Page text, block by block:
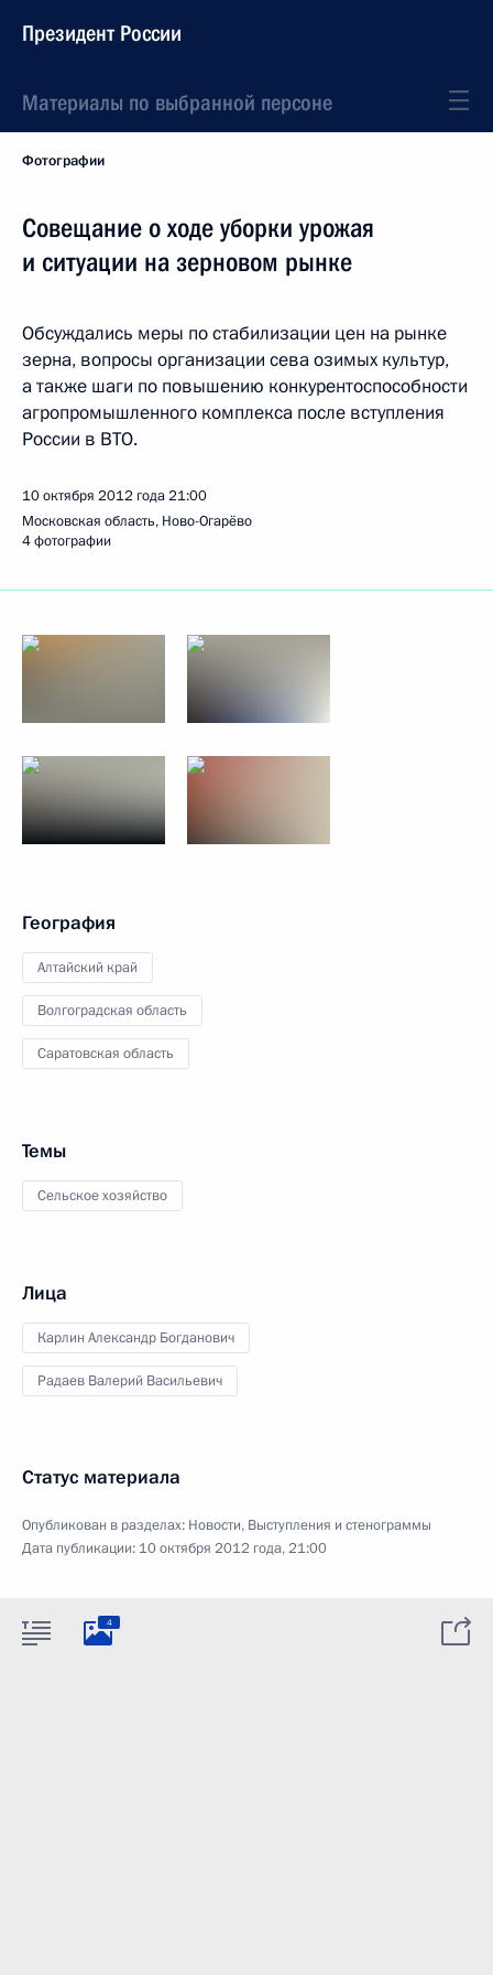
Президент России
Материалы по выбранной персоне
Фотографии
Совещание о ходе уборки урожая
и ситуации на зерновом рынке
Обсуждались меры по стабилизации цен на рынке
зерна, вопросы организации сева озимых культур,
а также шаги по повышению конкурентоспособности
агропромышленного комплекса после вступления
России в ВТО.
10 октября 2012 года21:00
Московская область, Ново-Огарёво
4 фотографии
География
Алтайский край
Волгоградская область
Саратовская область
Темы
Сельское хозяйство
Лица
Карлин Александр Богданович
Радаев Валерий Васильевич
Статус материала
Опубликован в разделах: Новости, Выступления и стенограммы
Дата публикации: 10 октября 2012 года, 21:00
4